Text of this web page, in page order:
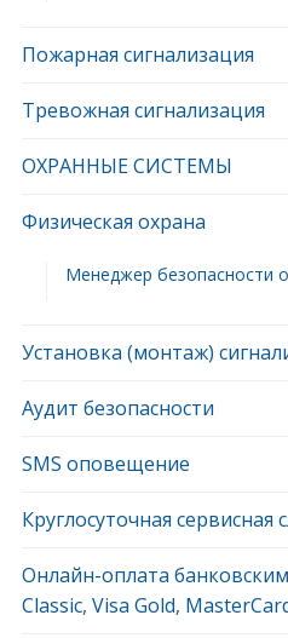
Пожарная сигнализация
Тревожная сигнализация
ОХРАННЫЕ СИСТЕМЫ
Физическая охрана
Менеджер безопасности
Установка (монтаж)
Аудит безопасности
SMS оповещение
Круглосуточная сервисная
Онлайн-оплата
Classic, Visa Gold,